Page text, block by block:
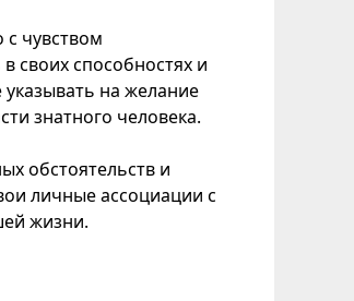
чувством
своих способностях и
на желание
знатного человека.
обстоятельств и
личные ассоциации с
жизни.